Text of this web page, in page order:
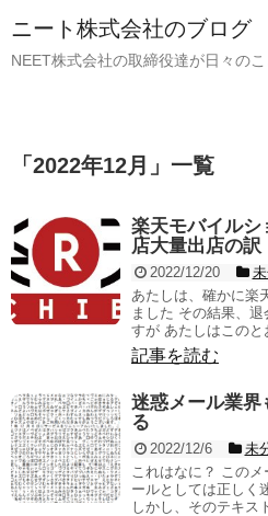
ニート株式会社のブログ
NEET株式会社の取締役達が日々のこ
「 2022年12月 」 一覧
楽天モバイルシ
店大量出店の訳
2022/12/20
あたしは、確かに楽
ました その結果、
すが あたしはこのと
記事を読む
迷惑メール業界
る
2022/12/6
未
これはなに？ この
ールとしては正しく
しかし、そのテキス